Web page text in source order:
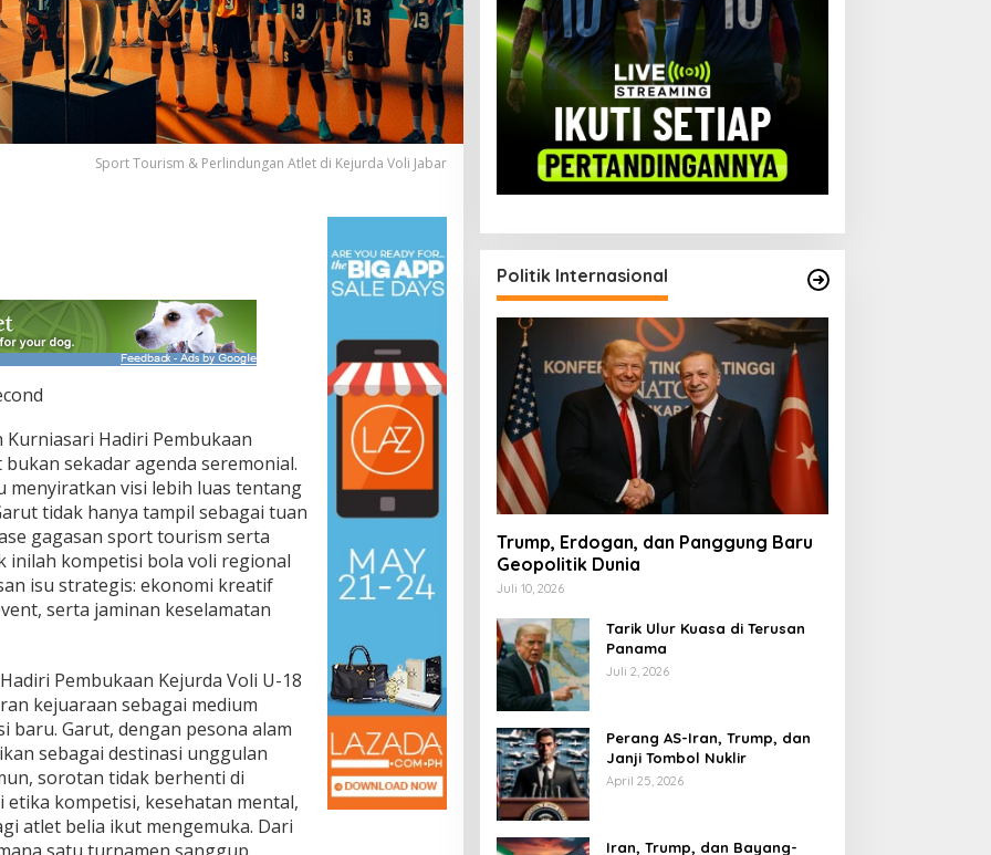
Sport Tourism & Perlindungan Atlet di Kejurda Voli Jabar
Kurniasari Hadiri Pembukaan
sekadar agenda seremonial.
menyiratkan visi lebih luas tentang
tidak hanya tampil sebagai tuan
gagasan sport tourism serta
inilah kompetisi bola voli regional
isu strategis: ekonomi kreatif
serta jaminan keselamatan
Pembukaan Kejurda Voli U-18
kejuaraan sebagai medium
Garut, dengan pesona alam
sebagai destinasi unggulan
sorotan tidak berhenti di
kompetisi, kesehatan mental,
atlet belia ikut mengemuka. Dari
Politik Internasional
Trump, Erdogan, dan Panggung Baru
Geopolitik Dunia
Juli 10, 2026
Tarik Ulur Kuasa di Terusan
Panama
Juli 2, 2026
Perang AS-Iran, Trump, dan
Janji Tombol Nuklir
April 25, 2026
Iran, Trump, dan Bayang-